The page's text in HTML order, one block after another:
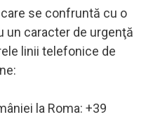
se confruntă cu o
un caracter de urgenţă
linii telefonice de
la Roma: +39